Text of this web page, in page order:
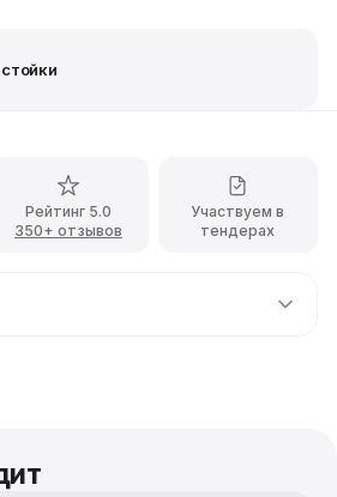
Рейтинг 5.0
350+ отзывов
Участвуем в
тендерах
стойки является